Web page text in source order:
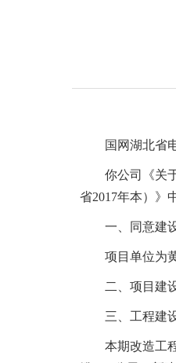
内
国网湖北省
你公司《关
省2017年本）》
一、同意建
项目单位为
二、项目建
三、工程建
本期改造工